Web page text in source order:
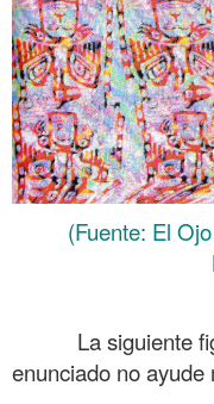
(Fuente: El
La siguiente
enunciado no ayude